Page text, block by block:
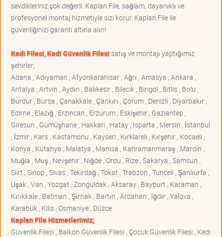
sevdikleriniz çok değerli. Kaplan File, sağlam, dayanıklı ve
profesyonel montaj hizmetiyle sizi korur. Kaplan File ile
güvenliğinizi garanti altına alın!
Kedi Filesi, Kedi Güvenlik Filesisatış ve montajı yaptığımız
şehirler;
Adana , Adıyaman , Afyonkarahisar , Ağrı , Amasya , Ankara ,
Antalya , Artvin , Aydın , Balıkesir , Bilecik , Bingöl , Bitlis , Bolu ,
Burdur , Bursa , Çanakkale , Çankırı , Çorum , Denizli , Diyarbakır ,
Edirne , Elazığ , Erzincan , Erzurum , Eskişehir , Gaziantep ,
Giresun , Gümüşhane , Hakkari , Hatay , Isparta , Mersin , İstanbul
, İzmir , Kars , Kastamonu , Kayseri , Kırklareli , Kırşehir , Kocaeli ,
Konya , Kütahya , Malatya , Manisa , Kahramanmaraş , Mardin ,
Muğla , Muş , Nevşehir , Niğde , Ordu , Rize , Sakarya , Samsun ,
Siirt , Sinop , Sivas , Tekirdağ , Tokat , Trabzon , Tunceli , Şanlıurfa ,
Uşak , Van , Yozgat , Zonguldak , Aksaray , Bayburt , Karaman ,
Kırıkkale , Batman , Şırnak , Bartın , Ardahan , Iğdır , Yalova ,
Karabük , Kilis , Osmaniye , Düzce
Kaplan File Hizmetlerimiz;
Güvenlik Filesi , Balkon Güvenlik Filesi , Çocuk Güvenlik Filesi , Kedi